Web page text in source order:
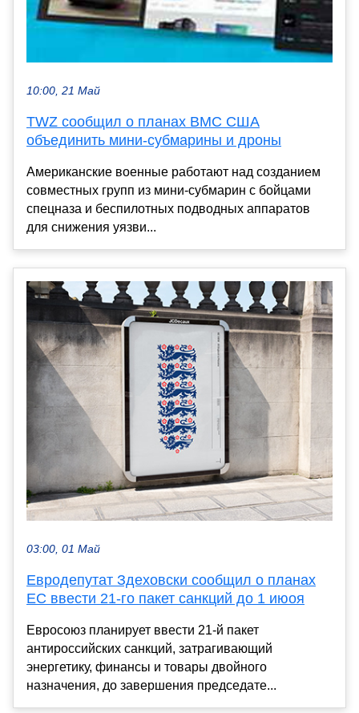
10:00, 21 Май
TWZ сообщил о планах ВМС США
объединить мини-субмарины и дроны
Американские военные работают над созданием
совместных групп из мини-субмарин с бойцами
спецназа и беспилотных подводных аппаратов
для снижения уязви...
03:00, 01 Май
Евродепутат Здеховски сообщил о планах
ЕС ввести 21-го пакет санкций до 1 июоя
Евросоюз планирует ввести 21-й пакет
антироссийских санкций, затрагивающий
энергетику, финансы и товары двойного
назначения, до завершения председате...